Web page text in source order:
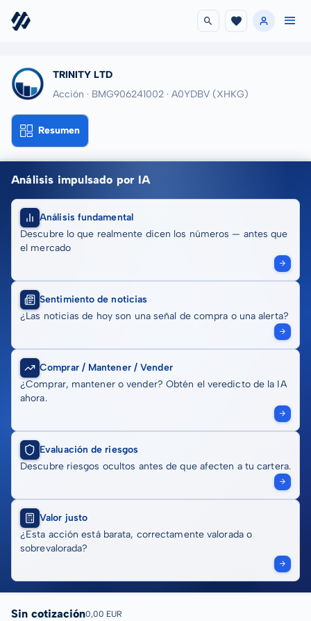
TRINITY LTD
Acción · BMG906241002 · A0YDBV (XHKG)
Resumen
Análisis impulsado por IA
Análisis fundamental
Descubre lo que realmente dicen los números — antes que
el mercado
Sentimiento de noticias
¿Las noticias de hoy son una señal de compra o una alerta?
Comprar / Mantener / Vender
¿Comprar, mantener o vender? Obtén el veredicto de la IA
ahora.
Evaluación de riesgos
Descubre riesgos ocultos antes de que afecten a tu cartera.
Valor justo
¿Esta acción está barata, correctamente valorada o
sobrevalorada?
Sin cotización0,00 EUR